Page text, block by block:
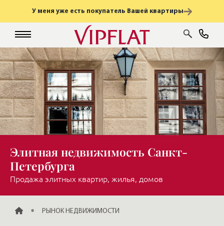
У меня уже есть покупатель Вашей квартиры
Элитная недвижимость Санкт-
Петербурга
Продажа элитных квартир, жилья, домов
ГЛАВНАЯРЫНОК НЕДВИЖИМОСТИ